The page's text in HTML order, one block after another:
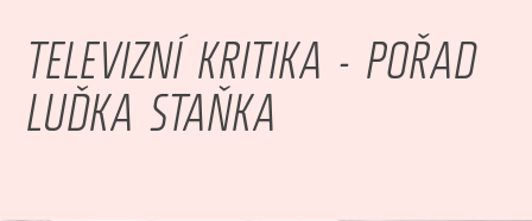
TELEVIZNÍ KRITIKA - POŘAD
LUĎKA STAŇKA